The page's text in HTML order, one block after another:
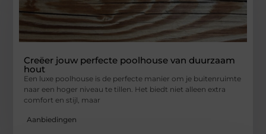
Creëer jouw perfecte poolhouse van duurzaam
hout
Een luxe poolhouse is de perfecte manier om je buitenruimte
naar een hoger niveau te tillen. Het biedt niet alleen extra
comfort en stijl, maar
Aanbiedingen